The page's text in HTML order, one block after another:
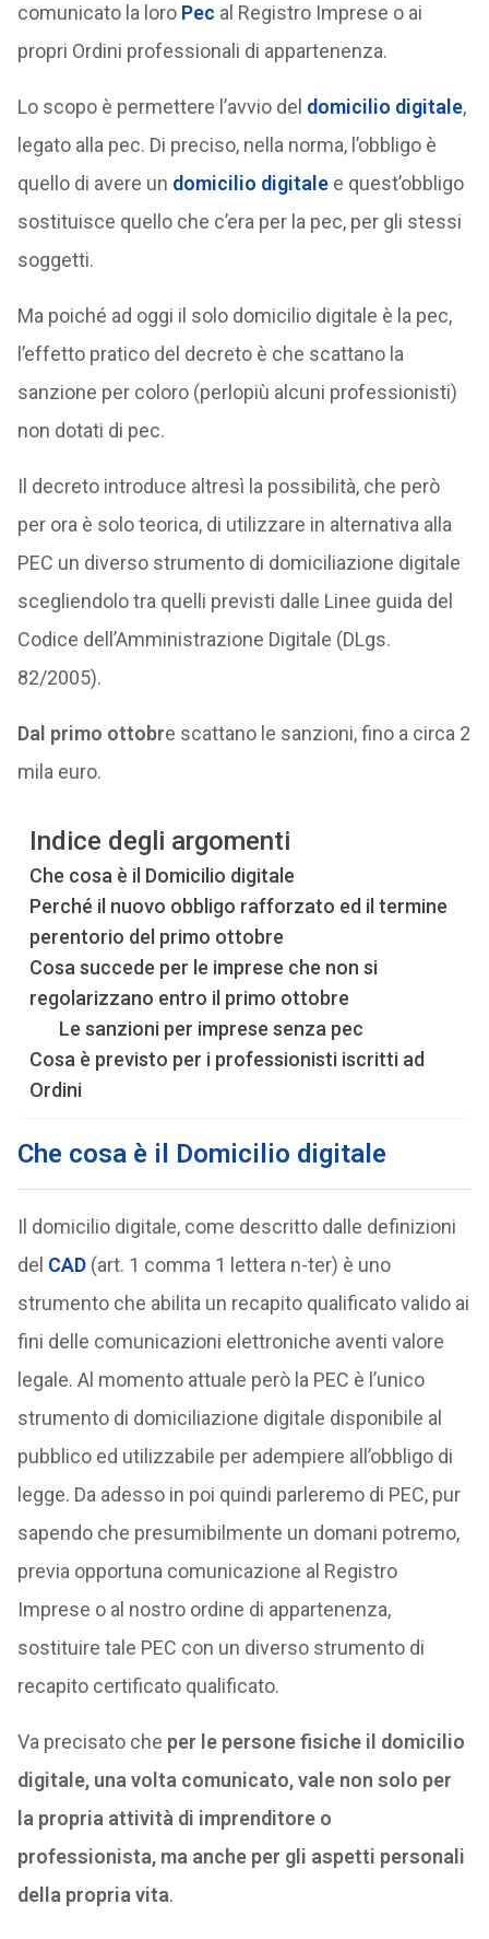
comunicato la loro Pec al Registro Imprese o ai
propri Ordini professionali di appartenenza.
Lo scopo è permettere l’avvio del domicilio digitale,
legato alla pec. Di preciso, nella norma, l’obbligo è
quello di avere un domicilio digitalee quest’obbligo
sostituisce quello che c’era per la pec, per gli stessi
soggetti.
Ma poiché ad oggi il solo domicilio digitale è la pec,
l’effetto pratico del decreto è che scattano la
sanzione per coloro (perlopiù alcuni professionisti)
non dotati di pec.
Il decreto introduce altresì la possibilità, che però
per ora è solo teorica, di utilizzare in alternativa alla
PEC un diverso strumento di domiciliazione digitale
scegliendolo tra quelli previsti dalle Linee guida del
Codice dell’Amministrazione Digitale (DLgs.
82/2005).
Dal primo ottobre scattano le sanzioni, fino a circa 2
mila euro.
Indice degli argomenti
Che cosa è il Domicilio digitale
Perché il nuovo obbligo rafforzato ed il termine
perentorio del primo ottobre
Cosa succede per le imprese che non si
regolarizzano entro il primo ottobre
Le sanzioni per imprese senza pec
Cosa è previsto per i professionisti iscritti ad
Ordini
Che cosa è il Domicilio digitale
Il domicilio digitale, come descritto dalle definizioni
del CAD(art. 1 comma 1 lettera n-ter) è uno
strumento che abilita un recapito qualificato valido ai
fini delle comunicazioni elettroniche aventi valore
legale. Al momento attuale però la PEC è l’unico
strumento di domiciliazione digitale disponibile al
pubblico ed utilizzabile per adempiere all’obbligo di
legge. Da adesso in poi quindi parleremo di PEC, pur
sapendo che presumibilmente un domani potremo,
previa opportuna comunicazione al Registro
Imprese o al nostro ordine di appartenenza,
sostituire tale PEC con un diverso strumento di
recapito certificato qualificato.
Va precisato che per le persone fisiche il domicilio
digitale, una volta comunicato, vale non solo per
la propria attività di imprenditore o
professionista, ma anche per gli aspetti personali
della propria vita.